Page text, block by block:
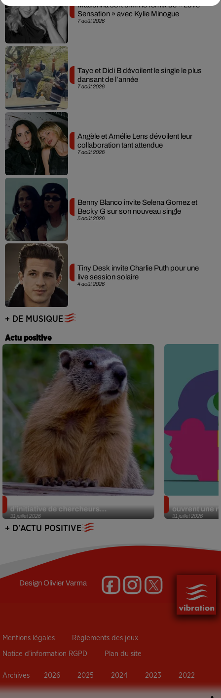
7 août 2026
Madonna sort enfin le remix de « Love
Sensation » avec Kylie Minogue
7 août 2026
Tayc et Didi B dévoilent le single le plus
dansant de l’année
7 août 2026
Angèle et Amélie Lens dévoilent leur
collaboration tant attendue
5 août 2026
Benny Blanco invite Selena Gomez et
Becky G sur son nouveau single
4 août 2026
Tiny Desk invite Charlie Puth pour une
live session solaire
+ DE MUSIQUE
Actu positive
31 juillet 2026
d’initiative de chercheurs...
31 juillet 2026
ouvrent une
+ D'ACTU POSITIVE
DesignOlivier Varma
Mentions légales Règlements des jeux
Notice d’information RGPD Plan du site
Archives 2026 2025 2024 2023 2022